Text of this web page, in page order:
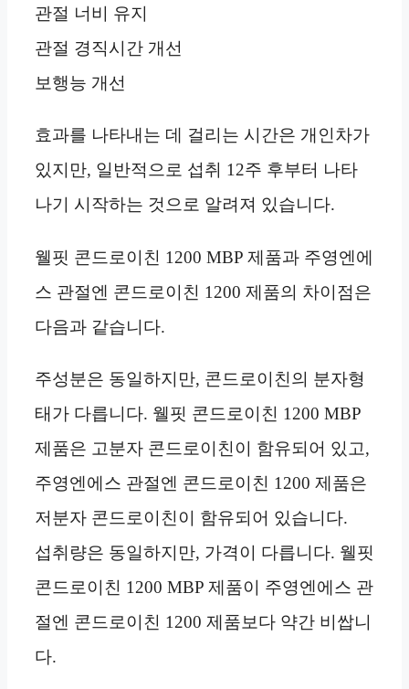
관절 너비 유지
관절 경직시간 개선
보행능 개선
효과를 나타내는 데 걸리는 시간은 개인차가
있지만, 일반적으로 섭취 12주 후부터 나타
나기 시작하는 것으로 알려져 있습니다.
웰핏 콘드로이친 1200 MBP 제품과 주영엔에
스 관절엔 콘드로이친 1200 제품의 차이점은
다음과 같습니다.
주성분은 동일하지만, 콘드로이친의 분자형
태가 다릅니다. 웰핏 콘드로이친 1200 MBP
제품은 고분자 콘드로이친이 함유되어 있고,
주영엔에스 관절엔 콘드로이친 1200 제품은
저분자 콘드로이친이 함유되어 있습니다.
섭취량은 동일하지만, 가격이 다릅니다. 웰핏
콘드로이친 1200 MBP 제품이 주영엔에스 관
절엔 콘드로이친 1200 제품보다 약간 비쌉니
다.